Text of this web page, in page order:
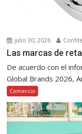
julio 30, 2026
Las marcas de
De acuerdo con el
Global Brands 2026,
Comercio